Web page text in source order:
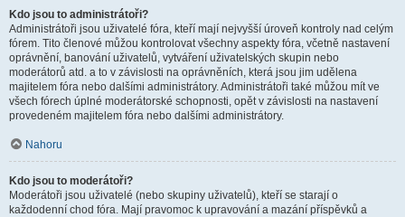
Kdo jsou to administrátoři?
Administrátoři jsou uživatelé fóra, kteří mají nejvyšší úroveň kontroly nad celým
fórem. Tito členové můžou kontrolovat všechny aspekty fóra, včetně nastavení
oprávnění, banování uživatelů, vytváření uživatelských skupin nebo
moderátorů atd. a to v závislosti na oprávněních, která jsou jim udělena
majitelem fóra nebo dalšími administrátory. Administrátoři také můžou mít ve
všech fórech úplné moderátorské schopnosti, opět v závislosti na nastavení
provedeném majitelem fóra nebo dalšími administrátory.
Nahoru
Kdo jsou to moderátoři?
Moderátoři jsou uživatelé (nebo skupiny uživatelů), kteří se starají o
každodenní chod fóra. Mají pravomoc k upravování a mazání příspěvků a